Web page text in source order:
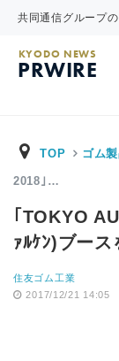
共同通信グループ
KYODO NEWS
PRWIRE
TOP ゴム
2018｣…
｢TOKYO
ｧﾙｹﾝ)ブース
住友ゴム工業
2017/12/21 14:05